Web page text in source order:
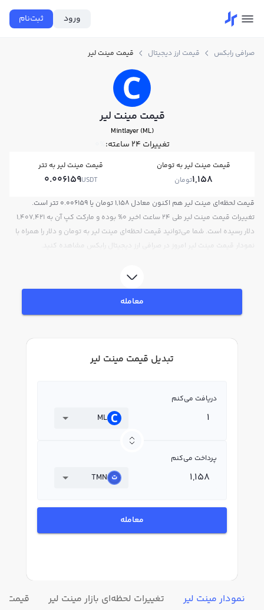
ورود ثبت‌نام
صرافی رابکس قیمت ارز دیجیتال قیمت مینت لیر
قیمت مینت لیر
Mintlayer (ML)
تغییرات ۲۴ ساعته: 0%
قیمت مینت لیر به تومان
1,158تومان
قیمت مینت لیر به تتر
0.006159USDT
قیمت لحظه‌ای مینت لیر هم اکنون معادل 1,158 تومان یا 0.006159 تتر است.
تغییرات قیمت مینت لیر طی 24 ساعت اخیر 0% بوده و مارکت کپ آن به 1,407,421
دلار رسیده است. شما می‌توانید قیمت لحظه‌ای مینت لیر به تومان و دلار را همراه با
نمودار قیمت مینت لیر امروز در صرافی ارز دیجیتال رابکس مشاهده کنید.
معامله
تبدیل قیمت مینت لیر
دریافت می‌کنم
ML
پرداخت می‌کنم
TMN
معامله
نمودار مینت لیر تغییرات لحظه‌ای بازار مینت لیر قیمت